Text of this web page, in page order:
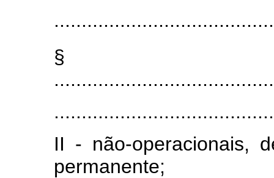
§
II - não-operacionais,
permanente;